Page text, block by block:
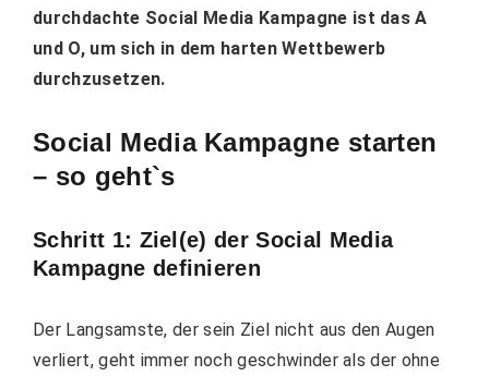
durchdachte Social Media Kampagne ist das A
und O, um sich in dem harten Wettbewerb
durchzusetzen.
Social Media Kampagne starten
– so geht`s
Schritt 1: Ziel(e) der Social Media
Kampagne definieren
Der Langsamste, der sein Ziel nicht aus den Augen
verliert, geht immer noch geschwinder als der ohne